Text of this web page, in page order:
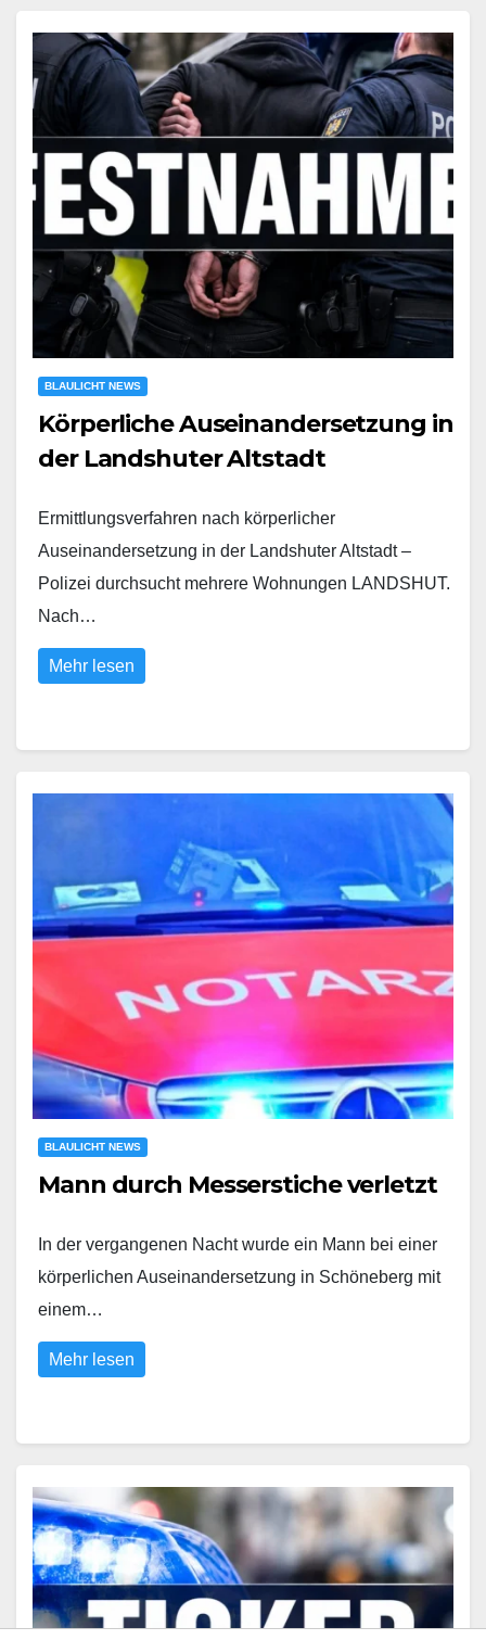
BLAULICHT NEWS
Körperliche Auseinandersetzung in
der Landshuter Altstadt
Ermittlungsverfahren nach körperlicher
Auseinandersetzung in der Landshuter Altstadt –
Polizei durchsucht mehrere Wohnungen LANDSHUT.
Nach…
Mehr lesen
BLAULICHT NEWS
Mann durch Messerstiche verletzt
In der vergangenen Nacht wurde ein Mann bei einer
körperlichen Auseinandersetzung in Schöneberg mit
einem…
Mehr lesen